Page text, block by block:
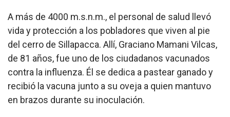
A más de 4000 m.s.n.m., el personal de salud llevó
vida y protección a los pobladores que viven al pie
del cerro de Sillapacca. Allí, Graciano Mamani Vilcas,
de 81 años, fue uno de los ciudadanos vacunados
contra la influenza. Él se dedica a pastear ganado y
recibió la vacuna junto a su oveja a quien mantuvo
en brazos durante su inoculación.